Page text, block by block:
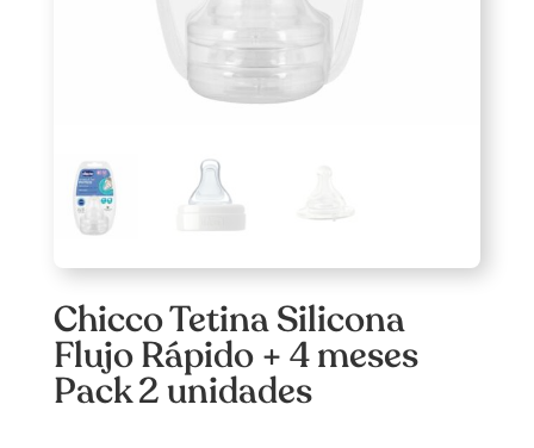
Chicco Tetina Silicona
Flujo Rápido + 4 meses
Pack 2 unidades